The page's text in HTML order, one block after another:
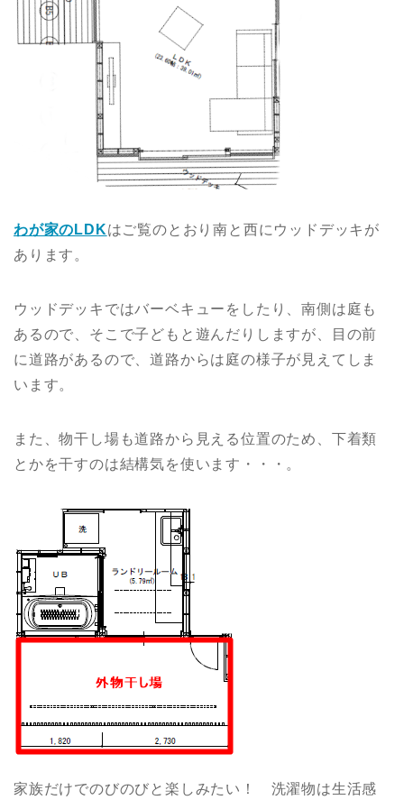
わが家のLDKはご覧のとおり南と西にウッドデッキが
あります。
ウッドデッキではバーベキューをしたり、南側は庭も
あるので、そこで子どもと遊んだりしますが、目の前
に道路があるので、道路からは庭の様子が見えてしま
います。
また、物干し場も道路から見える位置のため、下着類
とかを干すのは結構気を使います・・・。
家族だけでのびのびと楽しみたい！ 洗濯物は生活感